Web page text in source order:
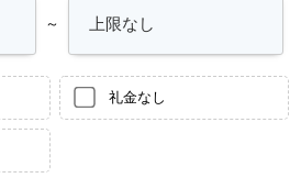
～
礼金なし